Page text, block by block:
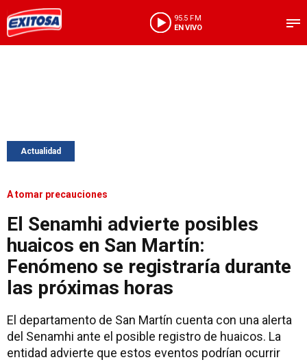
95.5 FM
EN VIVO
Actualidad
A tomar precauciones
El Senamhi advierte posibles
huaicos en San Martín:
Fenómeno se registraría durante
las próximas horas
El departamento de San Martín cuenta con una alerta
del Senamhi ante el posible registro de huaicos. La
entidad advierte que estos eventos podrían ocurrir